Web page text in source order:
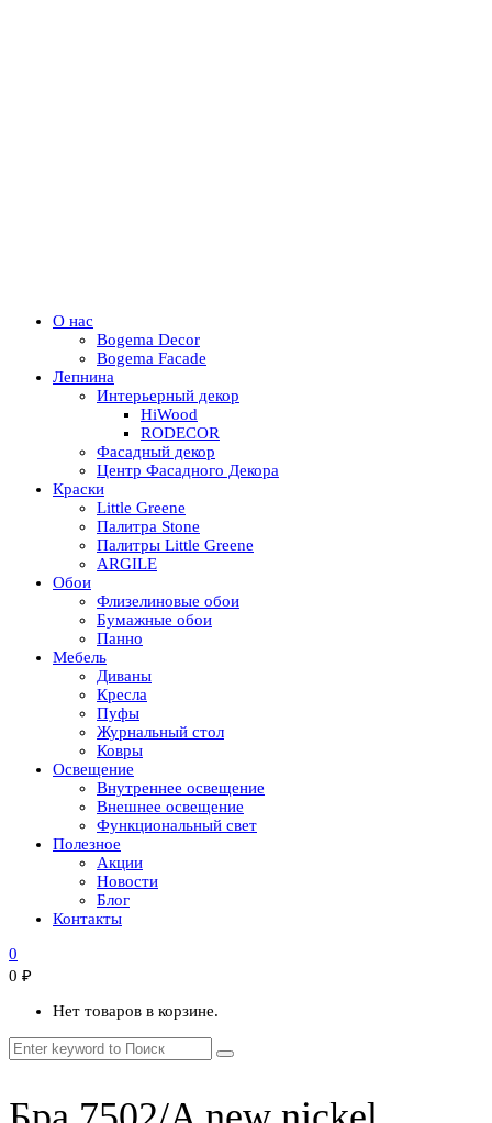
О нас
Bogema Decor
Bogema Facade
Лепнина
Интерьерный декор
HiWood
RODECOR
Фасадный декор
Центр Фасадного Декора
Краски
Little Greene
Палитра Stone
Палитры Little Greene
ARGILE
Обои
Флизелиновые обои
Бумажные обои
Панно
Мебель
Диваны
Кресла
Пуфы
Журнальный стол
Ковры
Освещение
Внутреннее освещение
Внешнее освещение
Функциональный свет
Полезное
Акции
Новости
Блог
Контакты
0
0 ₽
Нет товаров в корзине.